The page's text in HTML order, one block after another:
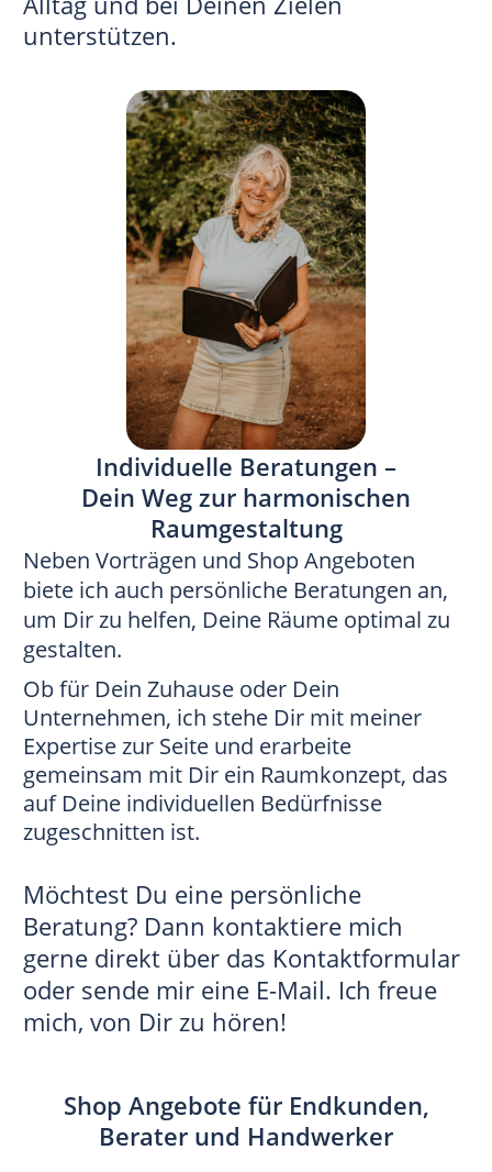
unterstützen.
Individuelle Beratungen –
Dein Weg zur harmonischen
Raumgestaltung
Neben Vorträgen und Shop Angeboten
biete ich auch persönliche Beratungen an,
um Dir zu helfen, Deine Räume optimal zu
gestalten.
Ob für Dein Zuhause oder Dein
Unternehmen, ich stehe Dir mit meiner
Expertise zur Seite und erarbeite
gemeinsam mit Dir ein Raumkonzept, das
auf Deine individuellen Bedürfnisse
zugeschnitten ist.
Möchtest Du eine persönliche
Beratung? Dann kontaktiere mich
gerne direkt über das Kontaktformular
oder sende mir eine E-Mail. Ich freue
mich, von Dir zu hören!
Shop Angebote für Endkunden,
Berater und Handwerker